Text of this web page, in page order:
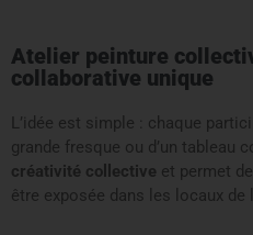
Atelier peinture
collaborative unique
L’idée est simple : chaque
grande fresque ou d’un tableau
créativité collective et permet
être exposée dans les locaux de